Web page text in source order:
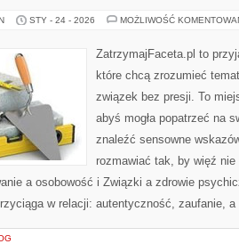
STY - 24 - 2026 MOŻLIWOŚĆ
ZatrzymajFaceta.pl to
które chcą zrozumieć
związek bez presji. To
abyś mogła popatrzeć na
znaleźć sensowne
rozmawiać tak, by więź
a osobowość i Związki a zdrowie
w relacji: autentyczność, zaufanie,